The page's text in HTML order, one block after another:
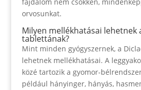
orvosunkat.
Milyen mellékhatásai lehetnek
tablettának?
Mint minden gyógyszernek, a
lehetnek mellékhatásai. A
közé tartozik a gyomor-
például hányinger, hányás,